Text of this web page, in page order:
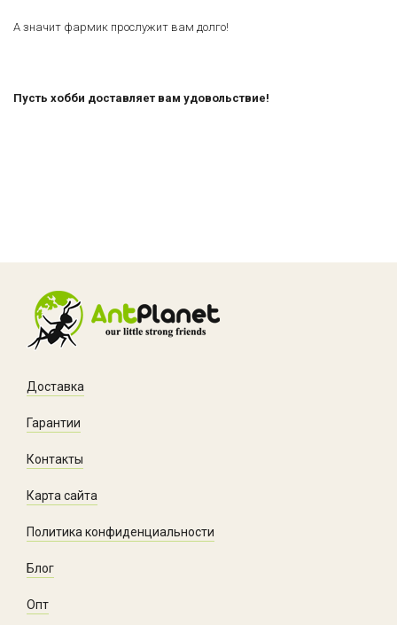
А значит фармик прослужит вам долго!
Пусть хобби доставляет вам удовольствие!
Доставка
Гарантии
Контакты
Карта сайта
Политика конфиденциальности
Блог
Опт